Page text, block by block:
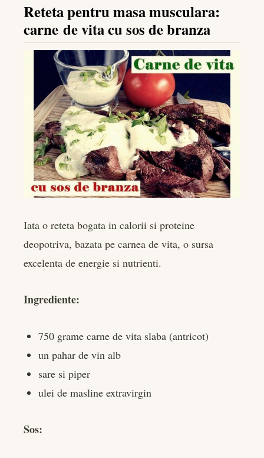
Reteta pentru masa musculara:
carne de vita cu sos de branza
Iata o reteta bogata in calorii si proteine
deopotriva, bazata pe carnea de vita, o sursa
excelenta de energie si nutrienti.
Ingrediente:
750 grame carne de vita slaba (antricot)
un pahar de vin alb
sare si piper
ulei de masline extravirgin
Sos: